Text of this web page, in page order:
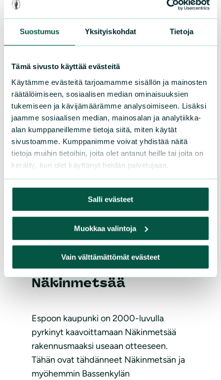
Suostumus Yksityiskohdat Tietoja
Tämä sivusto käyttää evästeitä
Käytämme evästeitä tarjoamamme sisällön ja mainosten
räätälöimiseen, sosiaalisen median ominaisuuksien
tukemiseen ja kävijämäärämme analysoimiseen. Lisäksi
jaamme sosiaalisen median, mainosalan ja analytiikka-
alan kumppaneillemme tietoja siitä, miten käytät
sivustoamme. Kumppanimme voivat yhdistää näitä
tietoja muihin tietoihin, joita olet antanut heille tai joita on
kerätty, kun olet käyttänyt heidän palvelujaan.
Salli evästeet
Muokkaa valintoja
Vain välttämättömät evästeet
Iso Maantie mutkittelee kohti
Kauklahden viljelyslaaksoa. Metsäinen
viheryhteys Näkinmetsästä
Kaupunginkallioon ja Keskuspuiston
länsiosaan on säilynyt Mikkelänahteen
kohdalla. Kuva: Virpi Sahi 2014
Espoon
kaavahankkeet
nakertavat
Näkinmetsää
Espoon kaupunki on 2000-luvulla
pyrkinyt kaavoittamaan Näkinmetsää
rakennusmaaksi useaan otteeseen.
Tähän ovat tähdänneet Näkinmetsän ja
myöhemmin Bassenkylän